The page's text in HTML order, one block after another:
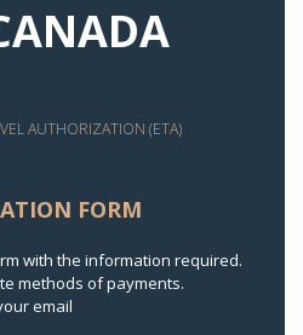
AUTHORIZATION (ETA)
FORM
with the information required.
methods of payments.
email